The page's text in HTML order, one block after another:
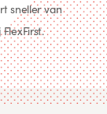
sneller van